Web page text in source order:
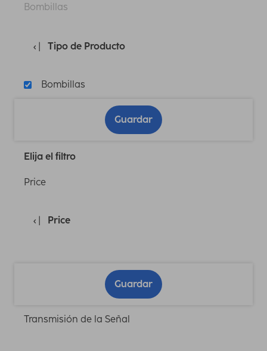
Bombillas
Tipo de Producto
Bombillas
Guardar
Elija el filtro
Price
Price
Guardar
Transmisión de la Señal